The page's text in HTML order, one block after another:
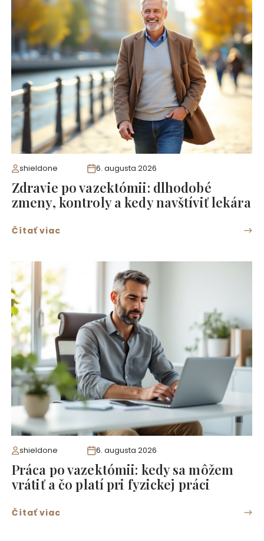
shieldone 6. augusta 2026
Zdravie po vazektómii: dlhodobé
zmeny, kontroly a kedy navštíviť lekára
Čítať viac
shieldone 6. augusta 2026
Práca po vazektómii: kedy sa môžem
vrátiť a čo platí pri fyzickej práci
Čítať viac